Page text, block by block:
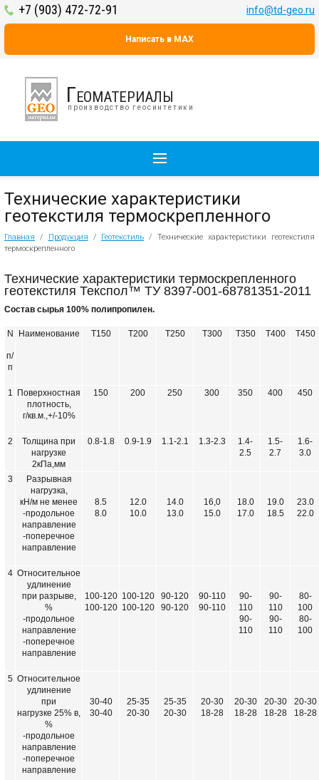
+7 (903) 472-72-91 info@td-geo.ru
Написать в MAX
Геоматериалы
производство геосинтетики
Технические характеристики
геотекстиля термоскрепленного
Главная / Продукция / Геотекстиль / Технические характеристики геотекстиля
термоскрепленного
Технические характеристики термоскрепленного
геотекстиля Текспол™ ТУ 8397-001-68781351-2011
Состав сырья 100% полипропилен.
N
п/
п
Наименование Т150 Т200 Т250 Т300 Т350 Т400 Т450
1
Поверхностная
плотность,
г/кв.м.,+/-10%
150 200 250 300 350 400 450
2
Толщина при
нагрузке
2кПа,мм
0.8-1.8 0.9-1.9 1.1-2.1 1.3-2.3
1.4-
2.5
1.5-
2.7
1.6-
3.0
3
Разрывная
нагрузка,
кН/м не менее
-продольное
направление
-поперечное
направление
8.5
8.0
12.0
10.0
14.0
13.0
16,0
15.0
18.0
17.0
19.0
18.5
23.0
22.0
4 Относительное
удлинение
при разрыве,
%
-продольное
направление
-поперечное
направление
100-120
100-120
100-120
100-120
90-120
90-120
90-110
90-110
90-
110
90-
110
90-
110
90-
110
80-
100
80-
100
5 Относительное
удлинение
при
нагрузке 25% в,
%
-продольное
направление
-поперечное
направление
30-40
30-40
25-35
20-30
25-35
20-30
20-30
18-28
20-30
18-28
20-30
18-28
20-30
18-28